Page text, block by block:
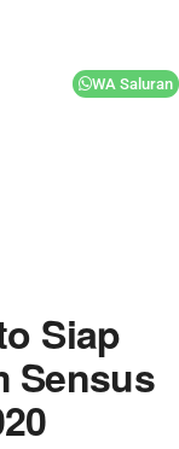
Siap
Sensus
WA Saluran